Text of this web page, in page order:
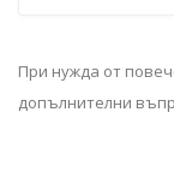
При нужда от
допълнителни